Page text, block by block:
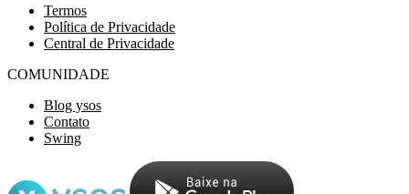
Termos
Política de Privacidade
Central de Privacidade
COMUNIDADE
Blog ysos
Contato
Swing